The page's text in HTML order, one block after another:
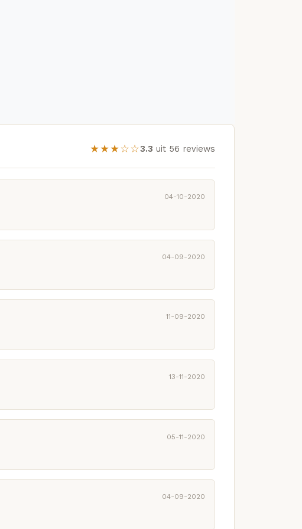
★★★☆☆3.3 uit 56 reviews
04-10-2020
04-09-2020
11-09-2020
13-11-2020
05-11-2020
04-09-2020